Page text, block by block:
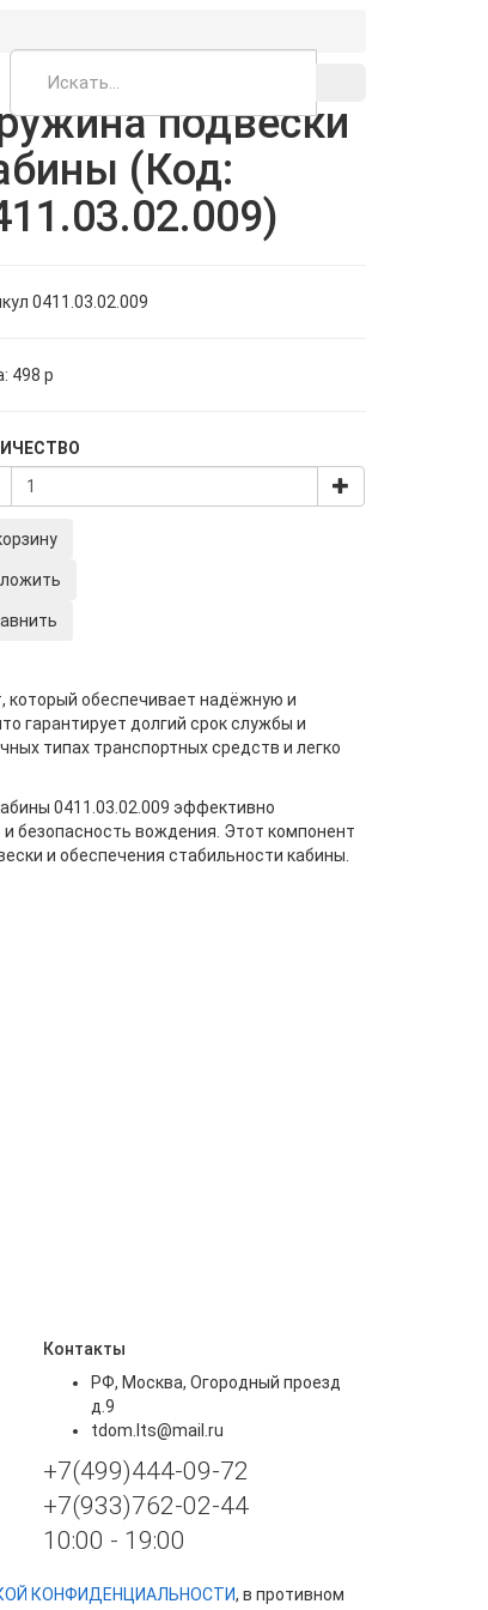
подвески
(Код:
0411.03.02.009
498 p
который обеспечивает надёжную и
гарантирует долгий срок службы и
типах транспортных средств и легко
0411.03.02.009 эффективно
безопасность вождения. Этот компонент
и обеспечения стабильности кабины.
Контакты
РФ, Москва, Огородный проезд
д.9
tdom.lts@mail.ru
+7(499)444-09-72
+7(933)762-02-44
10:00 - 19:00
КОНФИДЕНЦИАЛЬНОСТИ, в противном